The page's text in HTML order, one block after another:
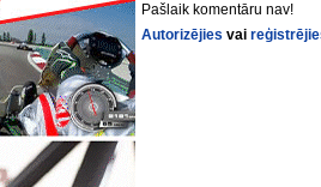
Pašlaik komentāru nav!
Autorizējies vai